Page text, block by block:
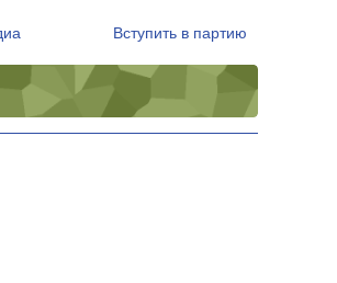
Вступить в партию